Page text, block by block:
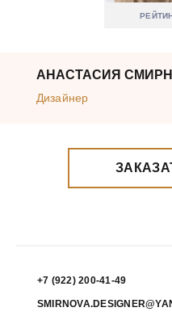
АНАСТАСИЯ
Дизайнер
+7 (922) 200-41-49